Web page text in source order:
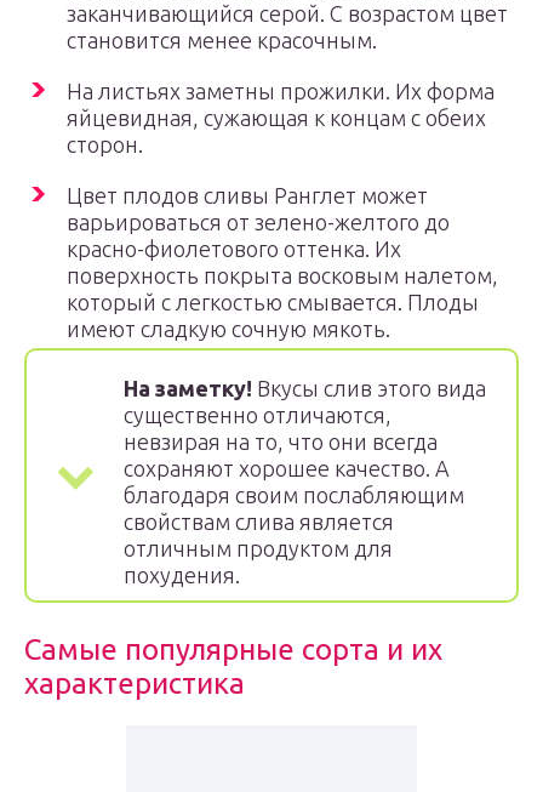
заканчивающийся серой. С возрастом цвет
становится менее красочным.
На листьях заметны прожилки. Их форма
яйцевидная, сужающая к концам с обеих
сторон.
Цвет плодов сливы Ранглет может
варьироваться от зелено-желтого до
красно-фиолетового оттенка. Их
поверхность покрыта восковым налетом,
который с легкостью смывается. Плоды
имеют сладкую сочную мякоть.
На заметку! Вкусы слив этого вида
существенно отличаются,
невзирая на то, что они всегда
сохраняют хорошее качество. А
благодаря своим послабляющим
свойствам слива является
отличным продуктом для
похудения.
Самые популярные сорта и их
характеристика